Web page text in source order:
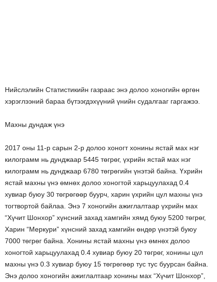
Нийслэлийн Статистикийн газраас энэ долоо хоногийн өргөн
хэрэглээний бараа бүтээгдэхүүний үнийн судалгааг гаргажээ.
Махны дундаж үнэ
2017 оны 11-р сарын 2-р долоо хоногт хонины ястай мах нэг
килограмм нь дунджаар 5445 төгрөг, үхрийн ястай мах нэг
килограмм нь дунджаар 6780 төгрөгийн үнэтэй байна. Үхрийн
ястай махны үнэ өмнөх долоо хоногтой харьцуулахад 0.4
хувиар буюу 30 төгрөгөөр буурч, харин үхрийн цул махны үнэ
тогтвортой байлаа. Энэ 7 хоногийн ажиглалтаар үхрийн мах
“Хүчит Шонхор” хүнсний захад хамгийн хямд буюу 5200 төгрөг,
Харин “Меркури” хүнсний захад хамгийн өндөр үнэтэй буюу
7000 төгрөг байна. Хонины ястай махны үнэ өмнөх долоо
хоногтой харьцуулахад 0.4 хувиар буюу 20 төгрөг, хонины цул
махны үнэ 0.3 хувиар буюу 15 төгрөгөөр тус тус буурсан байна.
Энэ долоо хоногийн ажиглалтаар хонины мах “Хүчит Шонхор”,